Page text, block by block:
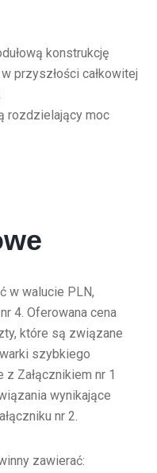
konstrukcję
przyszłości całkowitej
rozdzielający moc
w walucie PLN,
4. Oferowana cena
które są związane
szybkiego
z Załącznikiem nr 1
wynikające
nr 2.
zawierać: